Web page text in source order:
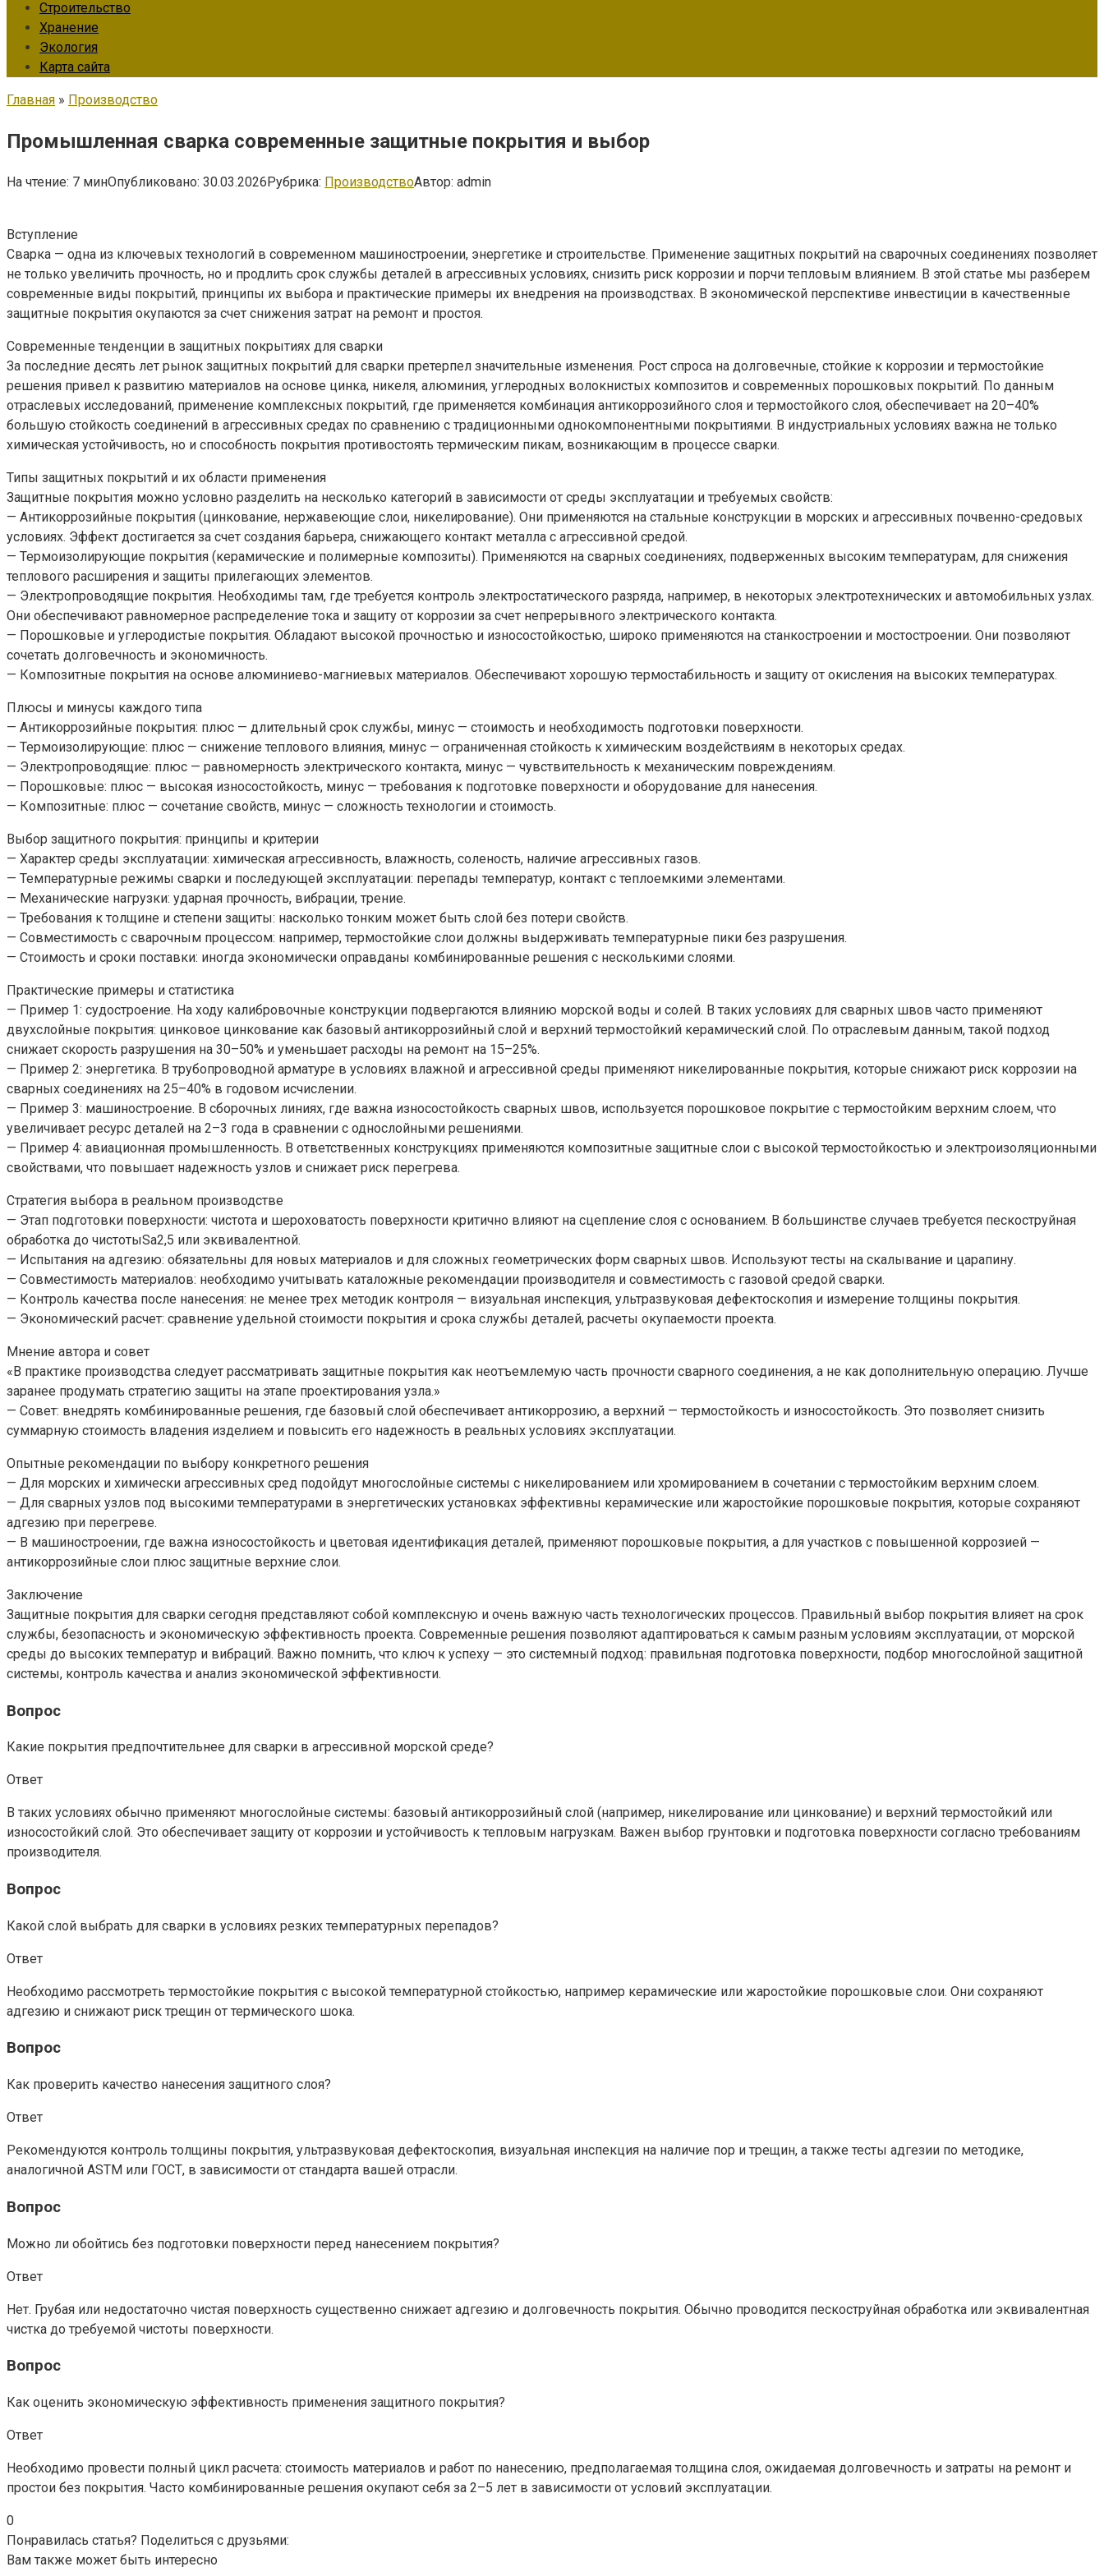
Строительство
Хранение
Экология
Карта сайта
Главная » Производство
Промышленная сварка современные защитные покрытия и выбор
На чтение: 7 минОпубликовано: 30.03.2026Рубрика: ПроизводствоАвтор: admin
Вступление
Сварка — одна из ключевых технологий в современном машиностроении, энергетике и строительстве. Применение защитных покрытий на сварочных соединениях позволяет
не только увеличить прочность, но и продлить срок службы деталей в агрессивных условиях, снизить риск коррозии и порчи тепловым влиянием. В этой статье мы разберем
современные виды покрытий, принципы их выбора и практические примеры их внедрения на производствах. В экономической перспективе инвестиции в качественные
защитные покрытия окупаются за счет снижения затрат на ремонт и простоя.
Современные тенденции в защитных покрытиях для сварки
За последние десять лет рынок защитных покрытий для сварки претерпел значительные изменения. Рост спроса на долговечные, стойкие к коррозии и термостойкие
решения привел к развитию материалов на основе цинка, никеля, алюминия, углеродных волокнистых композитов и современных порошковых покрытий. По данным
отраслевых исследований, применение комплексных покрытий, где применяется комбинация антикоррозийного слоя и термостойкого слоя, обеспечивает на 20–40%
большую стойкость соединений в агрессивных средах по сравнению с традиционными однокомпонентными покрытиями. В индустриальных условиях важна не только
химическая устойчивость, но и способность покрытия противостоять термическим пикам, возникающим в процессе сварки.
Типы защитных покрытий и их области применения
Защитные покрытия можно условно разделить на несколько категорий в зависимости от среды эксплуатации и требуемых свойств:
— Антикоррозийные покрытия (цинкование, нержавеющие слои, никелирование). Они применяются на стальные конструкции в морских и агрессивных почвенно-средовых
условиях. Эффект достигается за счет создания барьера, снижающего контакт металла с агрессивной средой.
— Термоизолирующие покрытия (керамические и полимерные композиты). Применяются на сварных соединениях, подверженных высоким температурам, для снижения
теплового расширения и защиты прилегающих элементов.
— Электропроводящие покрытия. Необходимы там, где требуется контроль электростатического разряда, например, в некоторых электротехнических и автомобильных узлах.
Они обеспечивают равномерное распределение тока и защиту от коррозии за счет непрерывного электрического контакта.
— Порошковые и углеродистые покрытия. Обладают высокой прочностью и износостойкостью, широко применяются на станкостроении и мостостроении. Они позволяют
сочетать долговечность и экономичность.
— Композитные покрытия на основе алюминиево-магниевых материалов. Обеспечивают хорошую термостабильность и защиту от окисления на высоких температурах.
Плюсы и минусы каждого типа
— Антикоррозийные покрытия: плюс — длительный срок службы, минус — стоимость и необходимость подготовки поверхности.
— Термоизолирующие: плюс — снижение теплового влияния, минус — ограниченная стойкость к химическим воздействиям в некоторых средах.
— Электропроводящие: плюс — равномерность электрического контакта, минус — чувствительность к механическим повреждениям.
— Порошковые: плюс — высокая износостойкость, минус — требования к подготовке поверхности и оборудование для нанесения.
— Композитные: плюс — сочетание свойств, минус — сложность технологии и стоимость.
Выбор защитного покрытия: принципы и критерии
— Характер среды эксплуатации: химическая агрессивность, влажность, соленость, наличие агрессивных газов.
— Температурные режимы сварки и последующей эксплуатации: перепады температур, контакт с теплоемкими элементами.
— Механические нагрузки: ударная прочность, вибрации, трение.
— Требования к толщине и степени защиты: насколько тонким может быть слой без потери свойств.
— Совместимость с сварочным процессом: например, термостойкие слои должны выдерживать температурные пики без разрушения.
— Стоимость и сроки поставки: иногда экономически оправданы комбинированные решения с несколькими слоями.
Практические примеры и статистика
— Пример 1: судостроение. На ходу калибровочные конструкции подвергаются влиянию морской воды и солей. В таких условиях для сварных швов часто применяют
двухслойные покрытия: цинковое цинкование как базовый антикоррозийный слой и верхний термостойкий керамический слой. По отраслевым данным, такой подход
снижает скорость разрушения на 30–50% и уменьшает расходы на ремонт на 15–25%.
— Пример 2: энергетика. В трубопроводной арматуре в условиях влажной и агрессивной среды применяют никелированные покрытия, которые снижают риск коррозии на
сварных соединениях на 25–40% в годовом исчислении.
— Пример 3: машиностроение. В сборочных линиях, где важна износостойкость сварных швов, используется порошковое покрытие с термостойким верхним слоем, что
увеличивает ресурс деталей на 2–3 года в сравнении с однослойными решениями.
— Пример 4: авиационная промышленность. В ответственных конструкциях применяются композитные защитные слои с высокой термостойкостью и электроизоляционными
свойствами, что повышает надежность узлов и снижает риск перегрева.
Стратегия выбора в реальном производстве
— Этап подготовки поверхности: чистота и шероховатость поверхности критично влияют на сцепление слоя с основанием. В большинстве случаев требуется пескоструйная
обработка до чистотыSa2,5 или эквивалентной.
— Испытания на адгезию: обязательны для новых материалов и для сложных геометрических форм сварных швов. Используют тесты на скалывание и царапину.
— Совместимость материалов: необходимо учитывать каталожные рекомендации производителя и совместимость с газовой средой сварки.
— Контроль качества после нанесения: не менее трех методик контроля — визуальная инспекция, ультразвуковая дефектоскопия и измерение толщины покрытия.
— Экономический расчет: сравнение удельной стоимости покрытия и срока службы деталей, расчеты окупаемости проекта.
Мнение автора и совет
«В практике производства следует рассматривать защитные покрытия как неотъемлемую часть прочности сварного соединения, а не как дополнительную операцию. Лучше
заранее продумать стратегию защиты на этапе проектирования узла.»
— Совет: внедрять комбинированные решения, где базовый слой обеспечивает антикоррозию, а верхний — термостойкость и износостойкость. Это позволяет снизить
суммарную стоимость владения изделием и повысить его надежность в реальных условиях эксплуатации.
Опытные рекомендации по выбору конкретного решения
— Для морских и химически агрессивных сред подойдут многослойные системы с никелированием или хромированием в сочетании с термостойким верхним слоем.
— Для сварных узлов под высокими температурами в энергетических установках эффективны керамические или жаростойкие порошковые покрытия, которые сохраняют
адгезию при перегреве.
— В машиностроении, где важна износостойкость и цветовая идентификация деталей, применяют порошковые покрытия, а для участков с повышенной коррозией —
антикоррозийные слои плюс защитные верхние слои.
Заключение
Защитные покрытия для сварки сегодня представляют собой комплексную и очень важную часть технологических процессов. Правильный выбор покрытия влияет на срок
службы, безопасность и экономическую эффективность проекта. Современные решения позволяют адаптироваться к самым разным условиям эксплуатации, от морской
среды до высоких температур и вибраций. Важно помнить, что ключ к успеху — это системный подход: правильная подготовка поверхности, подбор многослойной защитной
системы, контроль качества и анализ экономической эффективности.
Вопрос
Какие покрытия предпочтительнее для сварки в агрессивной морской среде?
Ответ
В таких условиях обычно применяют многослойные системы: базовый антикоррозийный слой (например, никелирование или цинкование) и верхний термостойкий или
износостойкий слой. Это обеспечивает защиту от коррозии и устойчивость к тепловым нагрузкам. Важен выбор грунтовки и подготовка поверхности согласно требованиям
производителя.
Вопрос
Какой слой выбрать для сварки в условиях резких температурных перепадов?
Ответ
Необходимо рассмотреть термостойкие покрытия с высокой температурной стойкостью, например керамические или жаростойкие порошковые слои. Они сохраняют
адгезию и снижают риск трещин от термического шока.
Вопрос
Как проверить качество нанесения защитного слоя?
Ответ
Рекомендуются контроль толщины покрытия, ультразвуковая дефектоскопия, визуальная инспекция на наличие пор и трещин, а также тесты адгезии по методике,
аналогичной ASTM или ГОСТ, в зависимости от стандарта вашей отрасли.
Вопрос
Можно ли обойтись без подготовки поверхности перед нанесением покрытия?
Ответ
Нет. Грубая или недостаточно чистая поверхность существенно снижает адгезию и долговечность покрытия. Обычно проводится пескоструйная обработка или эквивалентная
чистка до требуемой чистоты поверхности.
Вопрос
Как оценить экономическую эффективность применения защитного покрытия?
Ответ
Необходимо провести полный цикл расчета: стоимость материалов и работ по нанесению, предполагаемая толщина слоя, ожидаемая долговечность и затраты на ремонт и
простои без покрытия. Часто комбинированные решения окупают себя за 2–5 лет в зависимости от условий эксплуатации.
0
Понравилась статья? Поделиться с друзьями:
Вам также может быть интересно